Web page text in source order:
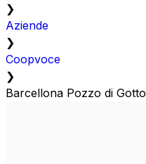
❯
Aziende
❯
Coopvoce
❯
Barcellona Pozzo di Gotto